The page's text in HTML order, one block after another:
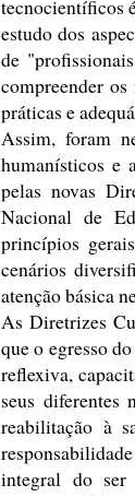
tecnocientíficos
estudo dos
de
compreender
práticas e
Assim, foram
humanísticos e
pelas novas
Nacional de
princípios
cenários
atenção básica
As Diretrizes
que o egresso
reflexiva,
seus diferentes
reabilitação à
integral do ser